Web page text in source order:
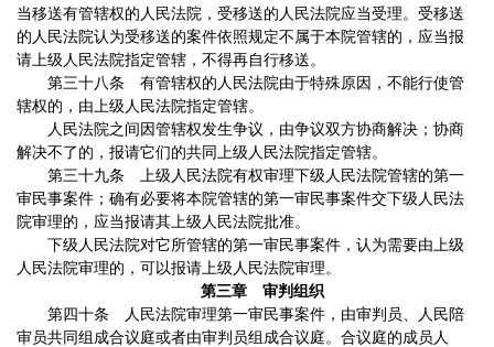
当移送有管辖权的人民法院，受移送的人民法院应当受理。受移送
的人民法院认为受移送的案件依照规定不属于本院管辖的，应当报
请上级人民法院指定管辖，不得再自行移送。
第三十八条 有管辖权的人民法院由于特殊原因，不能行使管
辖权的，由上级人民法院指定管辖。
人民法院之间因管辖权发生争议，由争议双方协商解决；协商
解决不了的，报请它们的共同上级人民法院指定管辖。
第三十九条 上级人民法院有权审理下级人民法院管辖的第一
审民事案件；确有必要将本院管辖的第一审民事案件交下级人民法
院审理的，应当报请其上级人民法院批准。
下级人民法院对它所管辖的第一审民事案件，认为需要由上级
人民法院审理的，可以报请上级人民法院审理。
第三章 审判组织
第四十条 人民法院审理第一审民事案件，由审判员、人民陪
审员共同组成合议庭或者由审判员组成合议庭。合议庭的成员人